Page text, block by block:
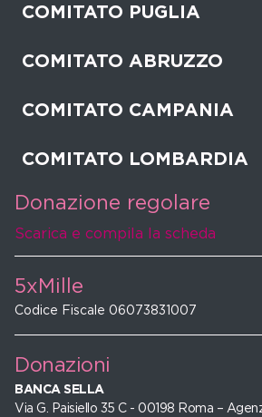
COMITATO PUGLIA
COMITATO ABRUZZO
COMITATO CAMPANIA
COMITATO LOMBARDIA
Donazione regolare
Scarica e compila la scheda
5xMille
Codice Fiscale 06073831007
Donazioni
BANCA SELLA
Via G. Paisiello 35 C - 00198 Roma –